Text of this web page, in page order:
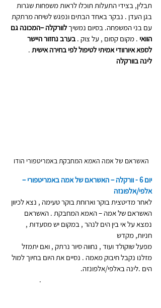
תבלין, בצידי התעלות תוכלו לראות משפחות שגרות
בגן העדן . נבקר באחד הבתים ונפגש לשיחה מרתקת
עם בני המשפחה. בסיום נמשיך לוורקלה –המכונה גם
הוואי . מקום קסום , על צוק . בערב נחזור היישר
לספא איורוודי אמיתי לטיפול לפי בחירה אישית .
לינה בוורקלה
האשראם של אמה האמא המחבקת באמריטפורי הודו
יום 6 - וורקלה – האשראם של אמה באמריטפורי –
אלפי/אלפונזה
לאחר מדיטצית בוקר וארוחת בוקר טעימה , נצא לכיוון
האשראם של אמה – האמא המחבקת . האשראם
נמצא על אי בין הים לנהר , במקום יש מסעדות ,
חניות, מקדש
מפעל שוקולד ועוד , נחווה סיור נרתק , ואם יתמזל
מזלנו נקבל חיבוק מאמה . נסיים את היום בחיוך למול
הים .לינה באלפי/אלפונזה.
                    .